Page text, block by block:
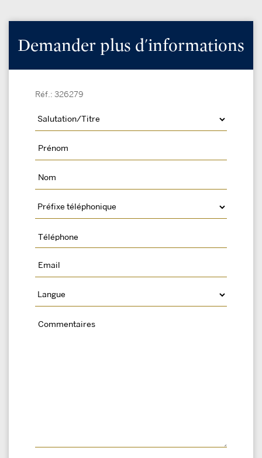
Demander plus d'informations
Réf.: 326279